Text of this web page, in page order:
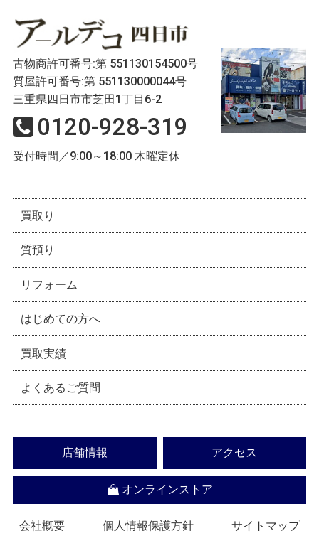
古物商許可番号:第 551130154500号
質屋許可番号:第 551130000044号
三重県四日市市芝田1丁目6-2
0120-928-319
受付時間／9:00～18:00 木曜定休
買取り
質預り
リフォーム
はじめての方へ
買取実績
よくあるご質問
店舗情報 アクセス
オンラインストア
会社概要 個人情報保護方針 サイトマップ